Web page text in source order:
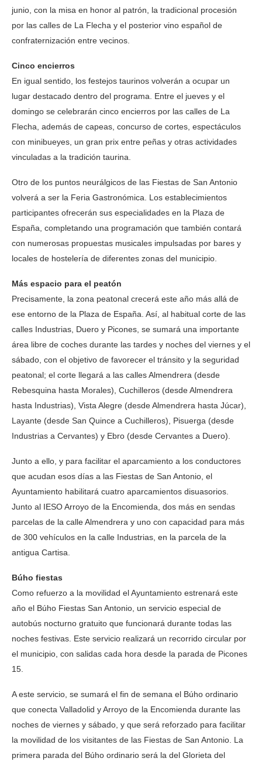
junio, con la misa en honor al patrón, la tradicional procesión
por las calles de La Flecha y el posterior vino español de
confraternización entre vecinos.
Cinco encierros
En igual sentido, los festejos taurinos volverán a ocupar un
lugar destacado dentro del programa. Entre el jueves y el
domingo se celebrarán cinco encierros por las calles de La
Flecha, además de capeas, concurso de cortes, espectáculos
con minibueyes, un gran prix entre peñas y otras actividades
vinculadas a la tradición taurina.
Otro de los puntos neurálgicos de las Fiestas de San Antonio
volverá a ser la Feria Gastronómica. Los establecimientos
participantes ofrecerán sus especialidades en la Plaza de
España, completando una programación que también contará
con numerosas propuestas musicales impulsadas por bares y
locales de hostelería de diferentes zonas del municipio.
Más espacio para el peatón
Precisamente, la zona peatonal crecerá este año más allá de
ese entorno de la Plaza de España. Así, al habitual corte de las
calles Industrias, Duero y Picones, se sumará una importante
área libre de coches durante las tardes y noches del viernes y el
sábado, con el objetivo de favorecer el tránsito y la seguridad
peatonal; el corte llegará a las calles Almendrera (desde
Rebesquina hasta Morales), Cuchilleros (desde Almendrera
hasta Industrias), Vista Alegre (desde Almendrera hasta Júcar),
Layante (desde San Quince a Cuchilleros), Pisuerga (desde
Industrias a Cervantes) y Ebro (desde Cervantes a Duero).
Junto a ello, y para facilitar el aparcamiento a los conductores
que acudan esos días a las Fiestas de San Antonio, el
Ayuntamiento habilitará cuatro aparcamientos disuasorios.
Junto al IESO Arroyo de la Encomienda, dos más en sendas
parcelas de la calle Almendrera y uno con capacidad para más
de 300 vehículos en la calle Industrias, en la parcela de la
antigua Cartisa.
Búho fiestas
Como refuerzo a la movilidad el Ayuntamiento estrenará este
año el Búho Fiestas San Antonio, un servicio especial de
autobús nocturno gratuito que funcionará durante todas las
noches festivas. Este servicio realizará un recorrido circular por
el municipio, con salidas cada hora desde la parada de Picones
15.
A este servicio, se sumará el fin de semana el Búho ordinario
que conecta Valladolid y Arroyo de la Encomienda durante las
noches de viernes y sábado, y que será reforzado para facilitar
la movilidad de los visitantes de las Fiestas de San Antonio. La
primera parada del Búho ordinario será la del Glorieta del